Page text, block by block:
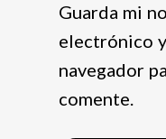
Guarda mi
electrónico
navegador
comente.